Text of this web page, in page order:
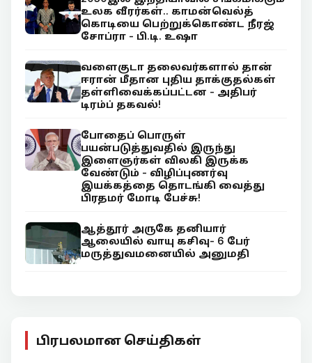
உலக வீரர்கள்.. காமன்வெல்த்
கொடியை பெற்றுக்கொண்ட நீரஜ்
சோப்ரா - பி.டி. உஷா
வளைகுடா தலைவர்களால் தான்
ஈரான் மீதான புதிய தாக்குதல்கள்
தள்ளிவைக்கப்பட்டன - அதிபர்
டிரம்ப் தகவல்!
போதைப் பொருள்
பயன்படுத்துவதில் இருந்து
இளைஞர்கள் விலகி இருக்க
வேண்டும் - விழிப்புணர்வு
இயக்கத்தை தொடங்கி வைத்து
பிரதமர் மோடி பேச்சு!
ஆத்தூர் அருகே தனியார்
ஆலையில் வாயு கசிவு- 6 பேர்
மருத்துவமனையில் அனுமதி
பிரபலமான செய்திகள்